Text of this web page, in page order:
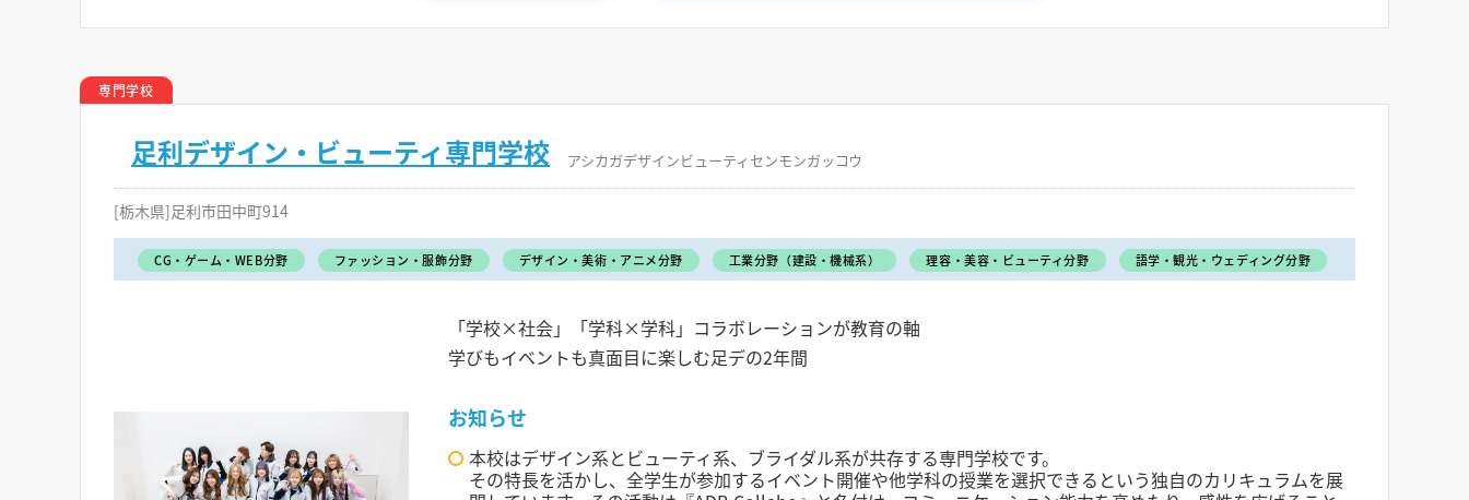
専門学校
足利デザイン・ビューティ専門学校 アシカガデザインビューティセンモンガッコウ
[栃木県]足利市田中町914
CG・ゲーム・WEB分野 ファッション・服飾分野 デザイン・美術・アニメ分野 工業分野（建設・機械系） 理容・美容・ビューティ分野 語学・観光・ウェディング分野
「学校×社会」「学科×学科」コラボレーションが教育の軸
学びもイベントも真面目に楽しむ足デの2年間
お知らせ
本校はデザイン系とビューティ系、ブライダル系が共存する専門学校です。
その特長を活かし、全学生が参加するイベント開催や他学科の授業を選択できるという独自のカリキュラムを展